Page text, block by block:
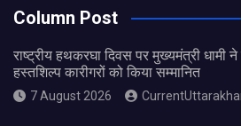
Column Post
राष्ट्रीय हथकरघा दिवस पर मुख्यमंत्री धामी
हस्तशिल्प कारीगरों को किया सम्मानित
7 August 2026